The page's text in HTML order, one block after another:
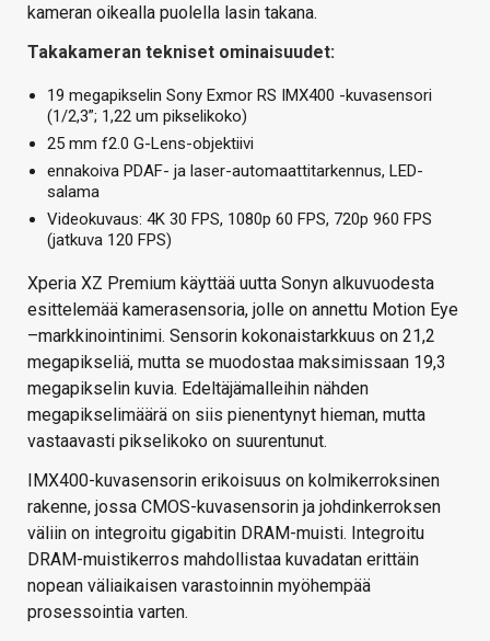
kameran oikealla puolella lasin takana.
Takakameran tekniset ominaisuudet:
19 megapikselin Sony Exmor RS IMX400 -kuvasensori
(1/2,3”; 1,22 um pikselikoko)
25 mm f2.0 G-Lens-objektiivi
ennakoiva PDAF- ja laser-automaattitarkennus, LED-
salama
Videokuvaus: 4K 30 FPS, 1080p 60 FPS, 720p 960 FPS
(jatkuva 120 FPS)
Xperia XZ Premium käyttää uutta Sonyn alkuvuodesta
esittelemää kamerasensoria, jolle on annettu Motion Eye
–markkinointinimi. Sensorin kokonaistarkkuus on 21,2
megapikseliä, mutta se muodostaa maksimissaan 19,3
megapikselin kuvia. Edeltäjämalleihin nähden
megapikselimäärä on siis pienentynyt hieman, mutta
vastaavasti pikselikoko on suurentunut.
IMX400-kuvasensorin erikoisuus on kolmikerroksinen
rakenne, jossa CMOS-kuvasensorin ja johdinkerroksen
väliin on integroitu gigabitin DRAM-muisti. Integroitu
DRAM-muistikerros mahdollistaa kuvadatan erittäin
nopean väliaikaisen varastoinnin myöhempää
prosessointia varten.